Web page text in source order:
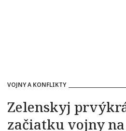
VOJNY A KONFLIKTY
Zelenskyj
začiatku vojny